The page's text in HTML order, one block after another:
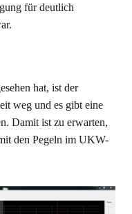
für deutlich
hat, ist der
weg und es gibt eine
Damit ist zu erwarten,
den Pegeln im UKW-